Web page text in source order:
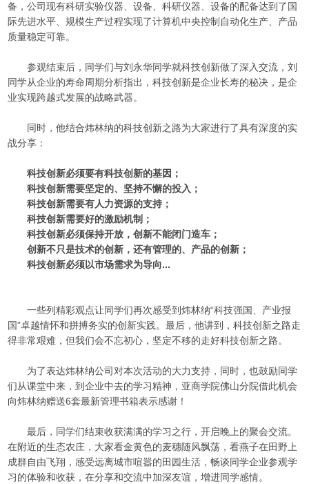
备，公司现有科研实验仪器、设备、科研仪器、设备的配备达到了国
际先进水平、规模生产过程实现了计算机中央控制自动化生产、产品
质量稳定可靠。
参观结束后，同学们与刘永华同学就科技创新做了深入交流，刘
同学从企业的寿命周期分析指出，科技创新是企业长寿的秘决，是企
业实现跨越式发展的战略武器。
同时，他结合炜林纳的科技创新之路为大家进行了具有深度的实
战分享：
科技创新必须要有科技创新的基因；
科技创新需要坚定的、坚持不懈的投入；
科技创新需要有人力资源的支持；
科技创新需要好的激励机制；
科技创新必须保持开放，创新不能闭门造车；
创新不只是技术的创新，还有管理的、产品的创新；
科技创新必须以市场需求为导向...
一些列精彩观点让同学们再次感受到炜林纳“科技强国、产业报
国”卓越情怀和拼搏务实的创新实践。最后，他讲到，科技创新之路走
得非常艰难，但我们会不忘初心，坚定不移的走好科技创新之路。
为了表达炜林纳公司对本次活动的大力支持，同时，也鼓励同学
们从课堂中来，到企业中去的学习精神，亚商学院佛山分院借此机会
向炜林纳赠送6套最新管理书箱表示感谢！
最后，同学们结束收获满满的学习之行，开启晚上的聚会交流。
在附近的生态农庄，大家看金黄色的麦穗随风飘荡，看燕子在田野上
成群自由飞翔，感受远离城市喧嚣的田园生活，畅谈同学企业参观学
习的体验和收获，在分享和交流中加深友谊，增进同学感情。